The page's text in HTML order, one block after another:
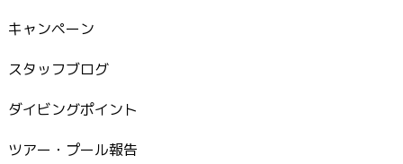
キャンペーン
スタッフブログ
ダイビングポイント
ツアー・プール報告